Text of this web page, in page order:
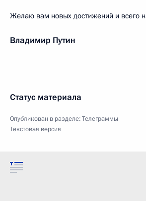
Желаю вам новых достижений и всего
Владимир Путин
Статус материала
Опубликован в разделе:Телеграммы
Текстовая версия